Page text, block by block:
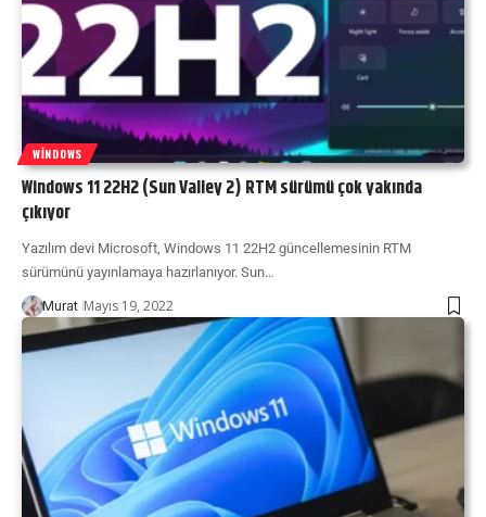
WINDOWS
Windows 11 22H2 (Sun Valley 2) RTM sürümü çok yakında
çıkıyor
Yazılım devi Microsoft, Windows 11 22H2 güncellemesinin RTM
sürümünü yayınlamaya hazırlanıyor. Sun…
Murat Mayıs 19, 2022